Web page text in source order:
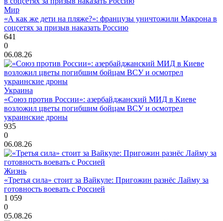
Мир
«А как же дети на пляже?»: французы уничтожили Макрона в
соцсетях за призыв наказать Россию
641
0
06.08.26
Украина
«Союз против России»: азербайджанский МИД в Киеве
возложил цветы погибшим бойцам ВСУ и осмотрел
украинские дроны
935
0
06.08.26
Жизнь
«Третья сила» стоит за Вайкуле: Пригожин разнёс Лайму за
готовность воевать с Россией
1 059
0
05.08.26